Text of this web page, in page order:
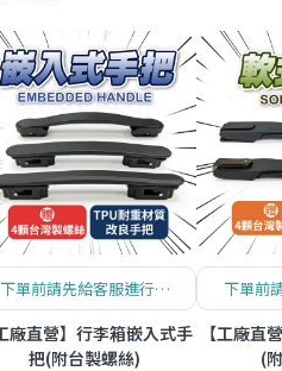
下單前請先給客服進行確
認！
廠直營】行李箱嵌入式手
把(附台製螺絲)
下單前
【工廠直
(